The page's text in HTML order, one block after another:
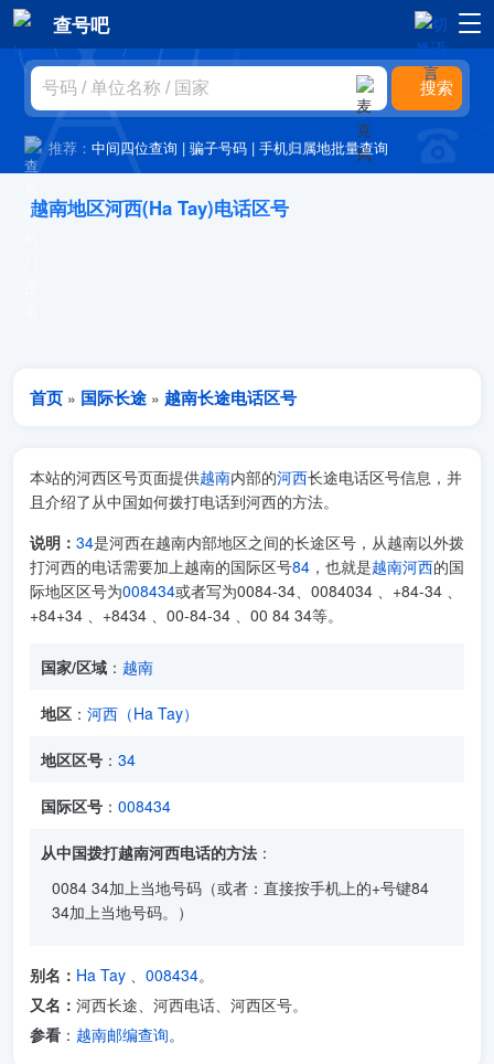
查号吧
推荐：中间四位查询 |骗子号码 |手机归属地批量查询
越南地区河西(Ha Tay)电话区号
首页 » 国际长途 » 越南长途电话区号
本站的河西区号页面提供越南内部的河西长途电话区号信息，并
且介绍了从中国如何拨打电话到河西的方法。
说明： 34是河西在越南内部地区之间的长途区号，从越南以外拨
打河西的电话需要加上越南的国际区号84 ，也就是越南河西的国
际地区区号为008434或者写为0084-34、0084034 、+84-34 、
+84+34 、+8434 、00-84-34 、00 84 34等。
国家/区域 ： 越南
地区 ： 河西（Ha Tay）
地区区号 ： 34
国际区号 ： 008434
从中国拨打越南河西电话的方法 ：
0084 34加上当地号码（或者：直接按手机上的+号键84
34加上当地号码。）
别名： Ha Tay 、 008434。
又名： 河西长途、河西电话、河西区号。
参看 ： 越南邮编查询。